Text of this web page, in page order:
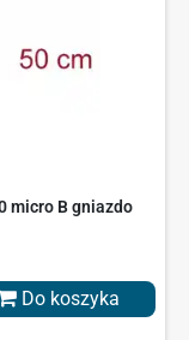
micro B gniazdo
Do koszyka